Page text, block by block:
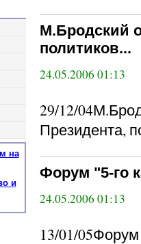
М.Бродский
политиков...
24.05.2006 01:13
29/12/
Президента,
Форум "5-го
24.05.2006 01:13
13/01/
на
и